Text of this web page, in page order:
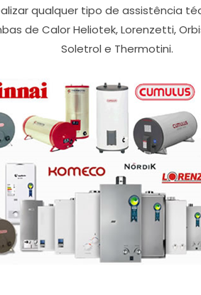
qualquer tipo de assistência
de Calor Heliotek, Lorenzetti,
Soletrol e Thermotini.